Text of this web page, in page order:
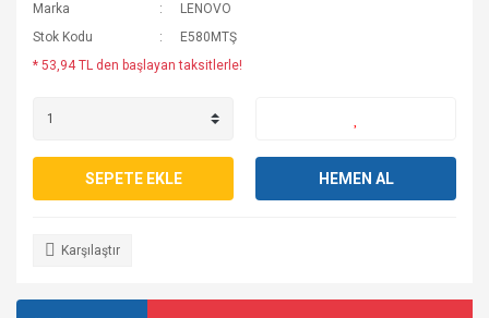
Marka
LENOVO
Stok Kodu
E580MTŞ
* 53,94 TL den başlayan taksitlerle!
SEPETE EKLE HEMEN AL
Karşılaştır